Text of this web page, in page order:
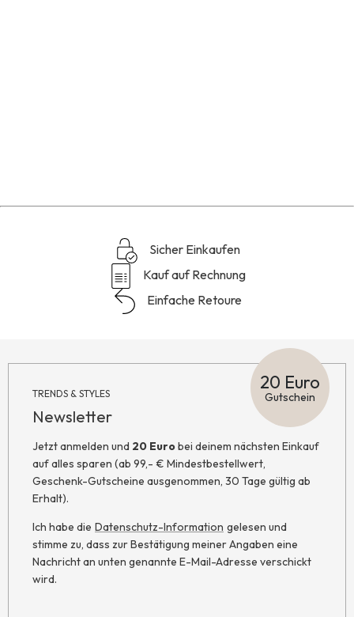
Sicher Einkaufen
Kauf auf Rechnung
Einfache Retoure
TRENDS & STYLES
Newsletter
20 Euro
Gutschein
Jetzt anmelden und 20 Eurobei deinem nächsten Einkauf
auf alles sparen (ab 99,- € Mindestbestellwert,
Geschenk-Gutscheine ausgenommen, 30 Tage gültig ab
Erhalt).
Ich habe die Datenschutz-Information gelesen und
stimme zu, dass zur Bestätigung meiner Angaben eine
Nachricht an unten genannte E-Mail-Adresse verschickt
wird.